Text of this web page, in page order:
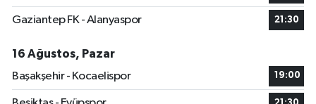
Gaziantep FK - Alanyaspor 21:30
16 Ağustos, Pazar
Başakşehir - Kocaelispor
19:00